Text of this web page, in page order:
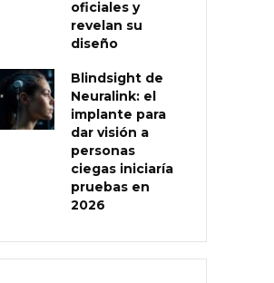
oficiales y
revelan su
diseño
Blindsight de
Neuralink: el
implante para
dar visión a
personas
ciegas iniciaría
pruebas en
2026